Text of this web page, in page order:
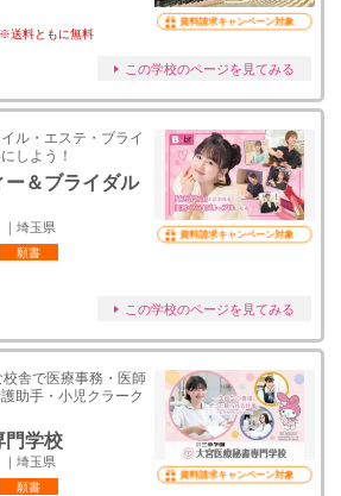
※送料ともに無料
資料請求キャンペーン対象
この学校のページを見てみる
ル・エステ・ブライ
しよう！
ー＆ブライダル
｜埼玉県
願書
資料請求キャンペーン対象
この学校のページを見てみる
舎で医療事務・医師
助手・小児クラーク
門学校
｜埼玉県
願書
資料請求キャンペーン対象